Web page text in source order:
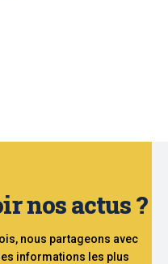
nos actus ?
nous partageons avec
informations les plus